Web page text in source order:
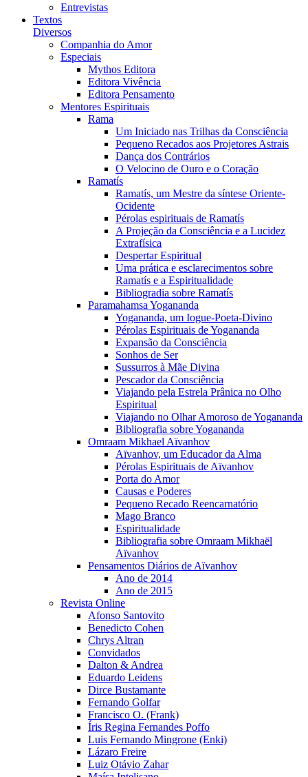
Entrevistas
Textos
Diversos
Companhia do Amor
Especiais
Mythos Editora
Editora Vivência
Editora Pensamento
Mentores Espirituais
Rama
Um Iniciado nas Trilhas da Consciência
Pequeno Recados aos Projetores Astrais
Dança dos Contrários
O Velocino de Ouro e o Coração
Ramatís
Ramatís, um Mestre da síntese Oriente-
Ocidente
Pérolas espirituais de Ramatís
A Projeção da Consciência e a Lucidez
Extrafísica
Despertar Espiritual
Uma prática e esclarecimentos sobre
Ramatís e a Espiritualidade
Bibliogradia sobre Ramatís
Paramahamsa Yogananda
Yogananda, um Iogue-Poeta-Divino
Pérolas Espirituais de Yogananda
Expansão da Consciência
Sonhos de Ser
Sussurros à Mãe Divina
Pescador da Consciência
Viajando pela Estrela Prânica no Olho
Espiritual
Viajando no Olhar Amoroso de Yogananda
Bibliografia sobre Yogananda
Omraam Mikhael Aïvanhov
Aïvanhov, um Educador da Alma
Pérolas Espirituais de Aïvanhov
Porta do Amor
Causas e Poderes
Pequeno Recado Reencarnatório
Mago Branco
Espiritualidade
Bibliografia sobre Omraam Mikhaël
Aïvanhov
Pensamentos Diários de Aïvanhov
Ano de 2014
Ano de 2015
Revista Online
Afonso Santovito
Benedicto Cohen
Chrys Altran
Convidados
Dalton & Andrea
Eduardo Leidens
Dirce Bustamante
Fernando Golfar
Francisco O. (Frank)
Íris Regina Fernandes Poffo
Luis Fernando Mingrone (Enki)
Lázaro Freire
Luiz Otávio Zahar